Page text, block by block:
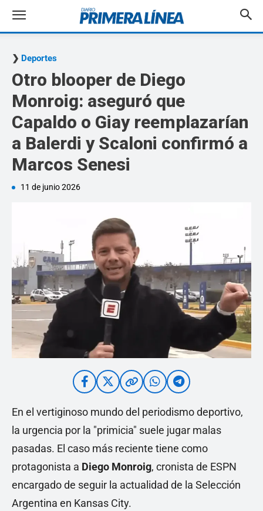
Deportes
Otro blooper de Diego
Monroig: aseguró que
Capaldo o Giay reemplazarían
a Balerdi y Scaloni confirmó a
Marcos Senesi
11 de junio 2026
En el vertiginoso mundo del periodismo deportivo,
la urgencia por la "primicia" suele jugar malas
pasadas. El caso más reciente tiene como
protagonista a Diego Monroig, cronista de ESPN
encargado de seguir la actualidad de la Selección
Argentina en Kansas City.